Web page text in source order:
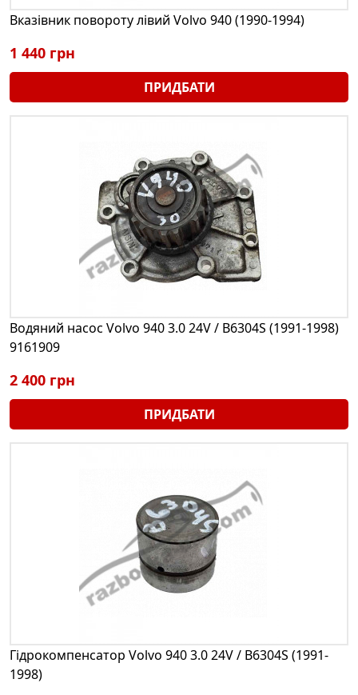
Вказівник повороту лівий Volvo 940 (1990-1994)
1 440 грн
ПРИДБАТИ
Водяний насос Volvo 940 3.0 24V / B6304S (1991-1998)
9161909
2 400 грн
ПРИДБАТИ
Гідрокомпенсатор Volvo 940 3.0 24V / B6304S (1991-
1998)